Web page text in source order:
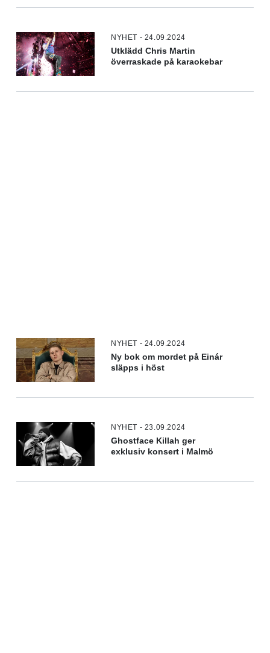
NYHET - 24.09.2024
Utklädd Chris Martin
överraskade på karaokebar
NYHET - 24.09.2024
Ny bok om mordet på Einár
släpps i höst
NYHET - 23.09.2024
Ghostface Killah ger
exklusiv konsert i Malmö